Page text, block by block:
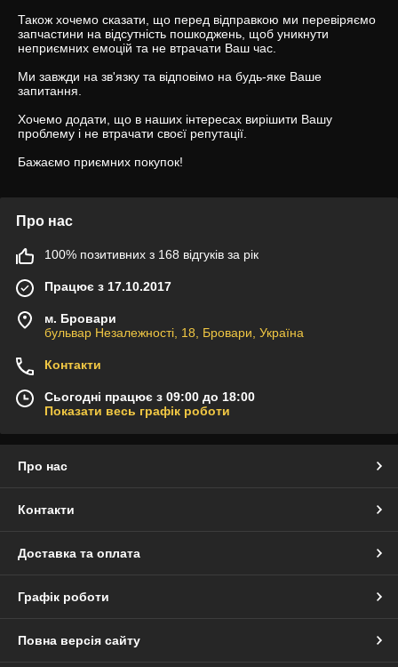
Також хочемо сказати, що перед відправкою ми перевіряємо
запчастини на відсутність пошкоджень, щоб уникнути
неприємних емоцій та не втрачати Ваш час.
Ми завжди на зв'язку та відповімо на будь-яке Ваше
запитання.
Хочемо додати, що в наших інтересах вирішити Вашу
проблему і не втрачати своєї репутації.
Бажаємо приємних покупок!
Про нас
100% позитивних з 168 відгуків за рік
Працює з 17.10.2017
м. Бровари
бульвар Незалежності, 18, Бровари, Україна
Контакти
Сьогодні працює з 09:00 до 18:00
Показати весь графік роботи
Про нас
Контакти
Доставка та оплата
Графік роботи
Повна версія сайту